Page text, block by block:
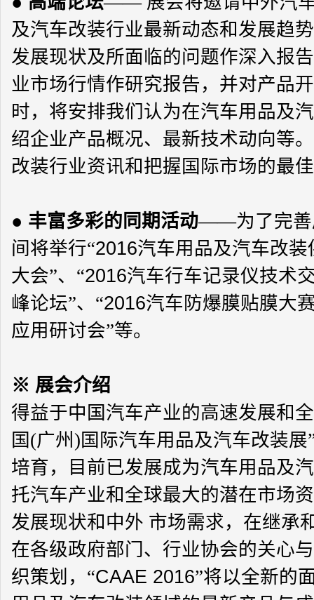
及汽车改装行业最新动态和发展趋
发展现状及所面临的问题作深入报
业市场行情作研究报告，并对产品
时，将安排我们认为在汽车用品及
绍企业产品概况、最新技术动向等
改装行业资讯和把握国际市场的最
● 丰富多彩的同期活动——为了完善
间将举行“2016汽车用品及汽车改装
大会”、“2016汽车行车记录仪技术
峰论坛”、“2016汽车防爆膜贴膜大
应用研讨会”等。
※ 展会介绍
得益于中国汽车产业的高速发展和
国(广州)国际汽车用品及汽车改装展
培育，目前已发展成为汽车用品及
托汽车产业和全球最大的潜在市场
发展现状和中外 市场需求，在继承
在各级政府部门、行业协会的关心
织策划，“CAAE 2016”将以全新的